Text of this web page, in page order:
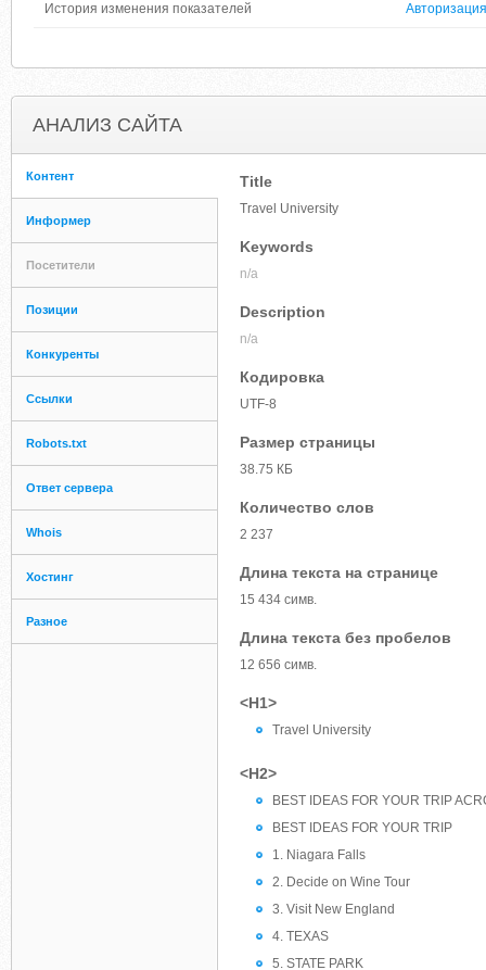
История изменения показателей Авторизация
АНАЛИЗ САЙТА
Контент
Информер
Посетители
Позиции
Конкуренты
Ссылки
Robots.txt
Ответ сервера
Whois
Хостинг
Разное
Title
Travel University
Keywords
n/a
Description
n/a
Кодировка
UTF-8
Размер страницы
38.75 КБ
Количество слов
2 237
Длина текста на странице
15 434 симв.
Длина текста без пробелов
12 656 симв.
<H1>
Travel University
<H2>
BEST IDEAS FOR YOUR TRIP
BEST IDEAS FOR YOUR TRIP
1. Niagara Falls
2. Decide on Wine Tour
3. Visit New England
4. TEXAS
5. STATE PARK